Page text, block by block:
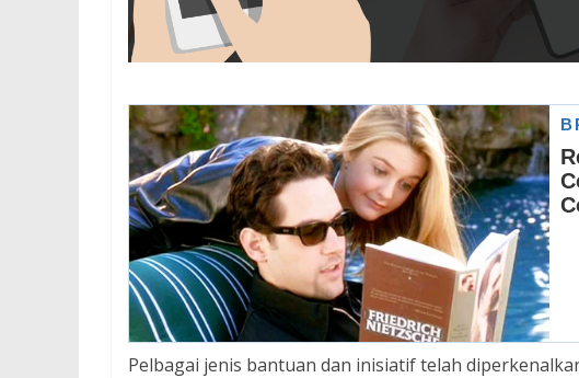
Pelbagai jenis bantuan dan inisiatif telah